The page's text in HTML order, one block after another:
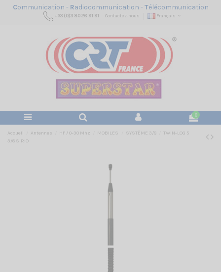
Communication - Radiocommunication -Télécommunication
+33 (0)3 80 26 91 91 Contactez-nous Français
0
Accueil Antennes HF / 0-30 Mhz MOBILES SYSTÈME 3/8
TWIN-LOG 5
3/8 SIRIO